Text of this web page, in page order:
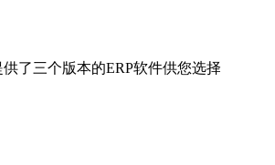
了三个版本的ERP软件供您选择